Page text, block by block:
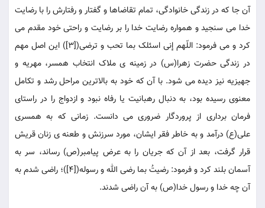
آن جا که در زندگی خانوادگی، تمام تقاضاها و گفتار و رفتارش را با رضایت
خدا می سنجید و همواره رضایت خدا را بر رضایت و راحتی خود مقدم می
کرد و می فرمود: اللّهم إنی اسئلک بما تحب و ترضی([3]) این اصل مهم
در زندگی حضرت زهرا(س) در زمینه ی ملاک انتخاب همسر، مهریه و
جهیزیه نیز دیده می شود. با آن که خود به بالاترین مراحل رشد و تکامل
معنوی رسیده بود، به دنبال رهبانیت یا رفاه نبود و ازدواج را در راستای
فرمان برداری از پروردگار ضروری می دانست. زمانی که به همسری
علی(ع) درآمد و به خاطر فقر ایشان، مورد سرزنش و طعنه ی زنان قریش
قرار گرفت، بعد از آن که جریان را به عرض پیامبر(ص) رساند، سر به
آسمان بلند کرد و فرمود: رضیتُ بما رضی الله و رسوله([4])؛ راضی شدم به
آن چه خدا و رسول خدا(ص) به آن راضی شدند.